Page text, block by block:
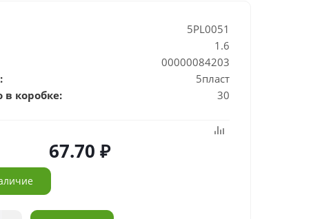
5PL0051
1.6
00000084203
5пласт
в коробке:
30
67.70